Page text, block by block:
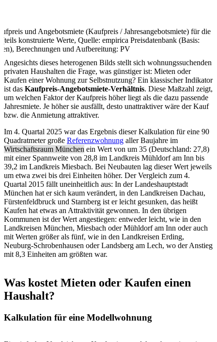
und Angebotsmiete (Kaufpreis / Jahresangebotsmiete) für die
konstruierte Werte, Quelle: empirica Preisdatenbank (Basis:
Berechnungen und Aufbereitung: PV
Angesichts dieses heterogenen Bilds stellt sich wohnungssuchenden
privaten Haushalten die Frage, was günstiger ist: Mieten oder
Kaufen einer Wohnung zur Selbstnutzung? Ein klassischer Indikator
ist das Kaufpreis-Angebotsmiete-Verhältnis. Diese Maßzahl zeigt,
um welchen Faktor der Kaufpreis höher liegt als die dazu passende
Jahresmiete. Je höher sie ausfällt, desto unattraktiver wäre der Kauf
bzw. die Anmietung attraktiver.
Im 4. Quartal 2025 war das Ergebnis dieser Kalkulation für eine 90
Quadratmeter große Referenzwohnung aller Baujahre im
Wirtschaftsraum München ein Wert von um 35 (Deutschland: 27,8)
mit einer Spannweite von 28,8 im Landkreis Mühldorf am Inn bis
39,2 im Landkreis Miesbach. Bei Neubauten lag dieser Wert jeweils
um etwa zwei bis drei Einheiten höher. Der Vergleich zum 4.
Quartal 2015 fällt uneinheitlich aus: In der Landeshauptstadt
München hat er sich kaum verändert, in den Landkreisen Dachau,
Fürstenfeldbruck und Starnberg ist er leicht gesunken, das heißt
Kaufen hat etwas an Attraktivität gewonnen. In den übrigen
Kommunen ist der Wert angestiegen: entweder leicht, wie in den
Landkreisen München, Miesbach oder Mühldorf am Inn oder auch
mit Werten größer als fünf, wie in den Landkreisen Erding,
Neuburg-Schrobenhausen oder Landsberg am Lech, wo der Anstieg
mit 8,3 Einheiten am größten war.
Was kostet Mieten oder Kaufen einen
Haushalt?
Kalkulation für eine Modellwohnung